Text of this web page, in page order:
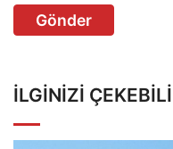
Gönder
İLGINIZI